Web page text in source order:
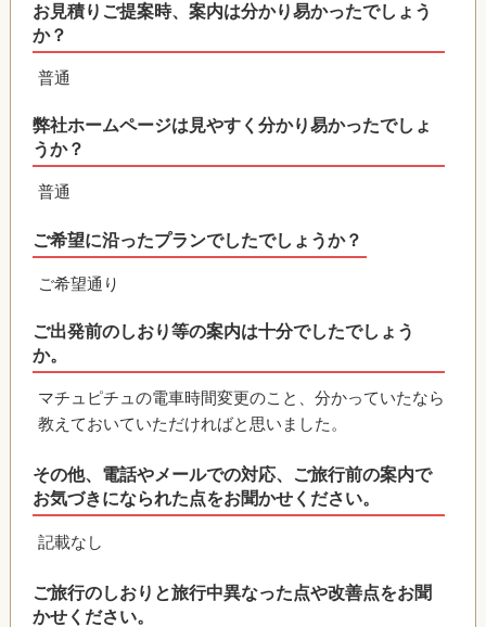
お見積りご提案時、案内は分かり易かったでしょう
か？
普通
弊社ホームページは見やすく分かり易かったでしょ
うか？
普通
ご希望に沿ったプランでしたでしょうか？
ご希望通り
ご出発前のしおり等の案内は十分でしたでしょう
か。
マチュピチュの電車時間変更のこと、分かっていたなら
教えておいていただければと思いました。
その他、電話やメールでの対応、ご旅行前の案内で
お気づきになられた点をお聞かせください。
記載なし
ご旅行のしおりと旅行中異なった点や改善点をお聞
かせください。